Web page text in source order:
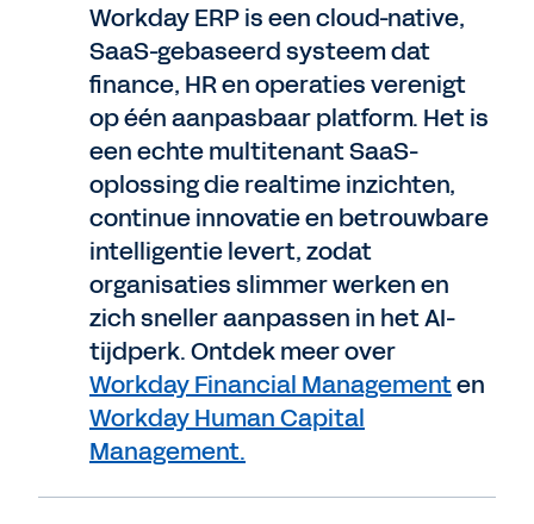
Workday ERP is een cloud-native,
SaaS-gebaseerd systeem dat
finance, HR en operaties verenigt
op één aanpasbaar platform. Het is
een echte multitenant SaaS-
oplossing die realtime inzichten,
continue innovatie en betrouwbare
intelligentie levert, zodat
organisaties slimmer werken en
zich sneller aanpassen in het AI-
tijdperk. Ontdek meer over
Workday Financial Managementen
Workday Human Capital
Management.